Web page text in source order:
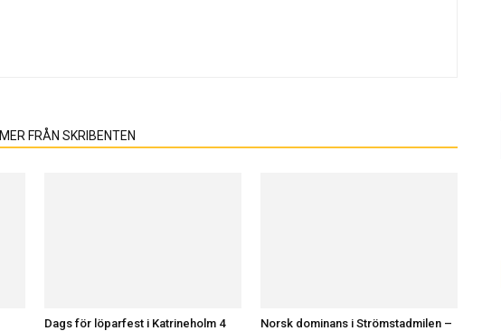
MER FRÅN SKRIBENTEN
Dags för löparfest i Katrineholm 4
Norsk dominans i Strömstadmilen –